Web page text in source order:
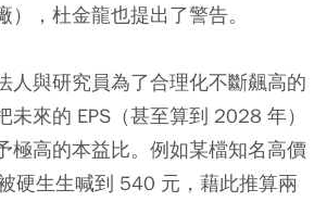
），杜金龍也提出了警告。
人與研究員為了合理化不斷飆高的
未來的 EPS（甚至算到 2028 年）
極高的本益比。例如某檔知名高價
硬生生喊到 540 元，藉此推算兩